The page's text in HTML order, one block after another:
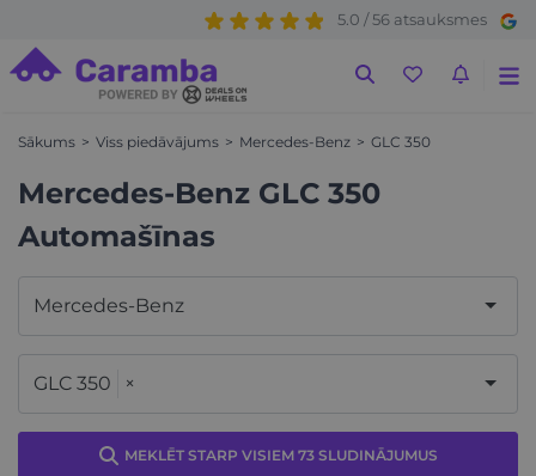
5.0 / 56 atsauksmes
Sākums Viss piedāvājums Mercedes-Benz GLC 350
Mercedes-Benz GLC 350
Automašīnas
Mercedes-Benz
GLC 350 ×
MEKLĒT STARP VISIEM 73 SLUDINĀJUMUS